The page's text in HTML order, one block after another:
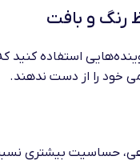
استفاده کنید
خود را از دست ندهند.
حساسیت بیشتری